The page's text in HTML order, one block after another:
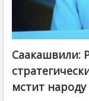
Саакашвили:
мстит народу